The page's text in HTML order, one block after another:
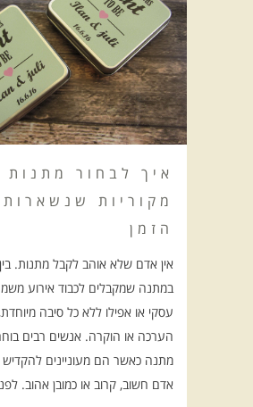
איך לבחור מתנות
מקוריות
הזמן
אין אדם שלא אוהב לקבל מתנות.
במתנה שמקבלים לכבוד אירוע
עסקי או אפילו ללא כל סיבה
הערכה או הוקרה. אנשים רבים
מתנה כאשר הם מעוניינים
אדם חשוב, קרוב או כמובן אהוב.